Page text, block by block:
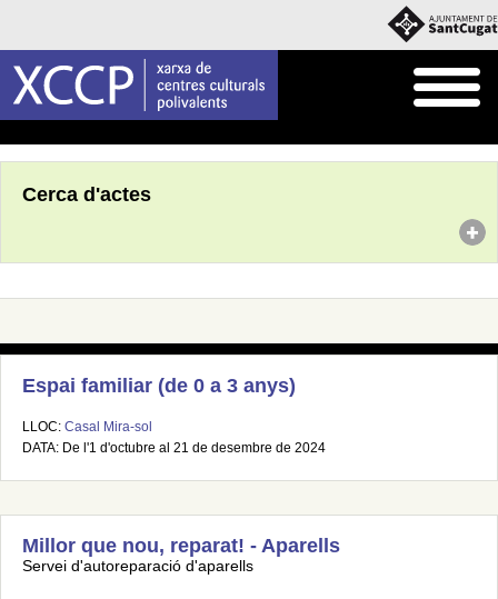
Cerca d'actes
Espai familiar (de 0 a 3 anys)
LLOC: Casal Mira-sol
DATA: De l'1 d'octubre al 21 de desembre de 2024
Millor que nou, reparat! - Aparells
Servei d'autoreparació d'aparells